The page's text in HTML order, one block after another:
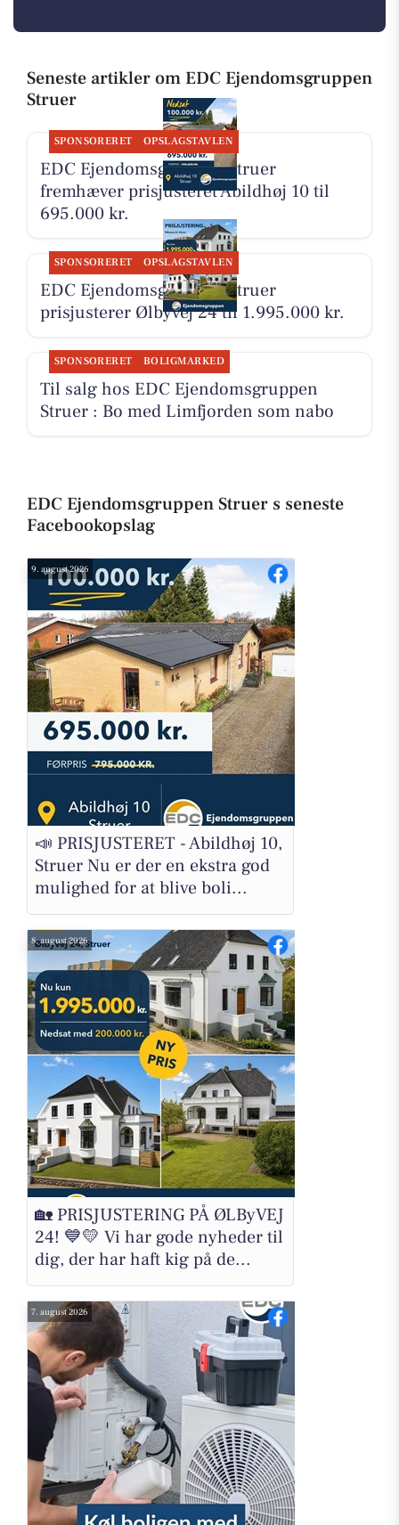
Seneste artikler om EDC Ejen­doms­grup­pen
Struer
SPONSORERET OPSLAGSTAVLEN
EDC Ejen­doms­grup­pen Struer
fremhæver prisjusteret Abildhøj 10 til
695.000 kr.
SPONSORERET OPSLAGSTAVLEN
EDC Ejen­doms­grup­pen Struer
prisjusterer Ølbyvej 24 til 1.995.000 kr.
SPONSORERET BOLIGMARKED
Til salg hos EDC Ejen­doms­grup­pen
Struer : Bo med Limfjorden som nabo
EDC Ejen­doms­grup­pen Struer s seneste
Facebookopslag
9. august 2026
📣 PRISJUSTERET - Abildhøj 10,
Struer Nu er der en ekstra god
mulighed for at blive boli...
8. august 2026
🏡 PRISJUSTERING PÅ ØLByVEJ
24! 💙💛 Vi har gode nyheder til
dig, der har haft kig på de...
7. august 2026